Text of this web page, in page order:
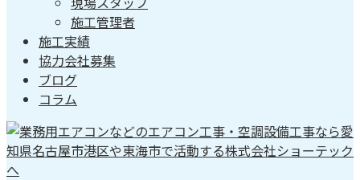
施工管理者
施工実績
協力会社募集
ブログ
コラム